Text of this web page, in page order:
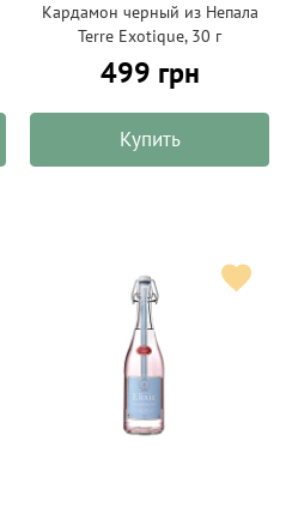
Кардамон черный из Непала
Terre Exotique, 30 г
499 грн
Купить